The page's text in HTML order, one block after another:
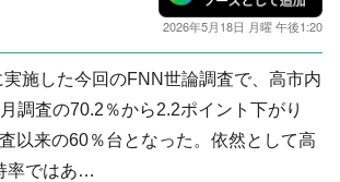
2026年5月18日 月曜 午後1:20
施した今回のFNN世論調査で、高市内
調査の70.2％から2.2ポイント下がり
以来の60％台となった。依然として高
率ではあ…